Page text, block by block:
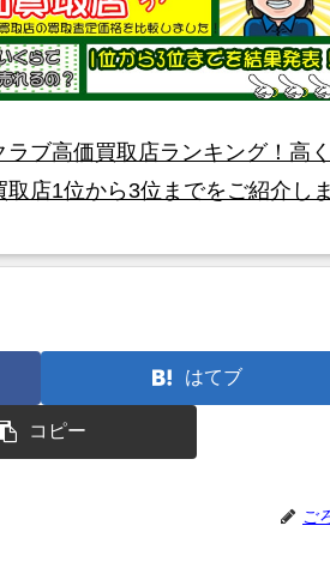
ラブ高価買取店ランキング！高く
取店1位から3位までをご紹介しま
はてブ
コピー
ご